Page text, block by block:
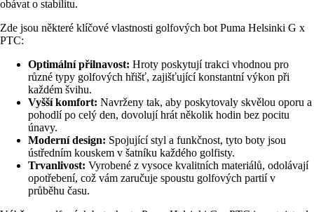
obávat o stabilitu.
Zde jsou některé klíčové vlastnosti golfových bot Puma Helsinki G x
PTC:
Optimální přilnavost: Hroty poskytují trakci vhodnou pro
různé typy golfových hřišť, zajišťující konstantní výkon při
každém švihu.
Vyšší komfort: Navrženy tak, aby poskytovaly skvělou oporu a
pohodlí po celý den, dovolují hrát několik hodin bez pocitu
únavy.
Moderní design: Spojující styl a funkčnost, tyto boty jsou
ústředním kouskem v šatníku každého golfisty.
Trvanlivost: Vyrobené z vysoce kvalitních materiálů, odolávají
opotřebení, což vám zaručuje spoustu golfových partií v
průběhu času.